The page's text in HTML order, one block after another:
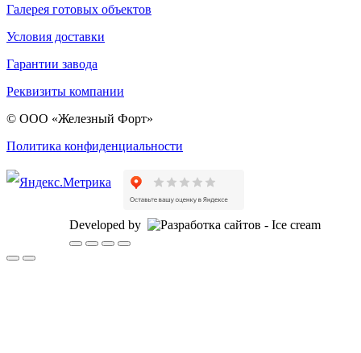
Галерея готовых объектов
Условия доставки
Гарантии завода
Реквизиты компании
© ООО «Железный Форт»
Политика конфиденциальности
Developed by